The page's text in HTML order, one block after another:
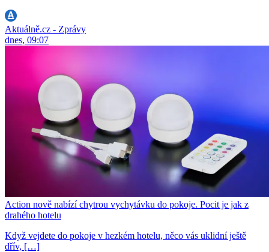
Aktuálně.cz - Zprávy
dnes, 09:07
Action nově nabízí chytrou vychytávku do pokoje. Pocit je jak z
drahého hotelu
Když vejdete do pokoje v hezkém hotelu, něco vás uklidní ještě
dřív, […]